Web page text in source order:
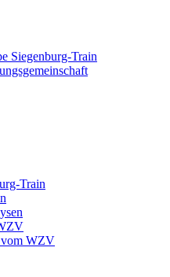
Siegenburg-Train
Train
vom WZV